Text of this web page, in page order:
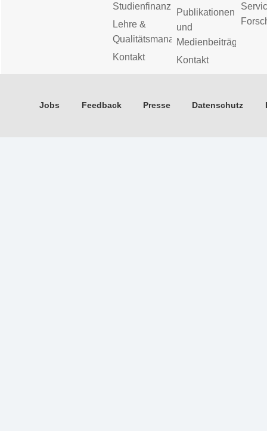
Studienfinanzierung
Lehre &
Qualitätsmanagement
Kontakt
Publikationen
und
Medienbeiträge
Kontakt
Jobs Feedback Presse Datenschutz